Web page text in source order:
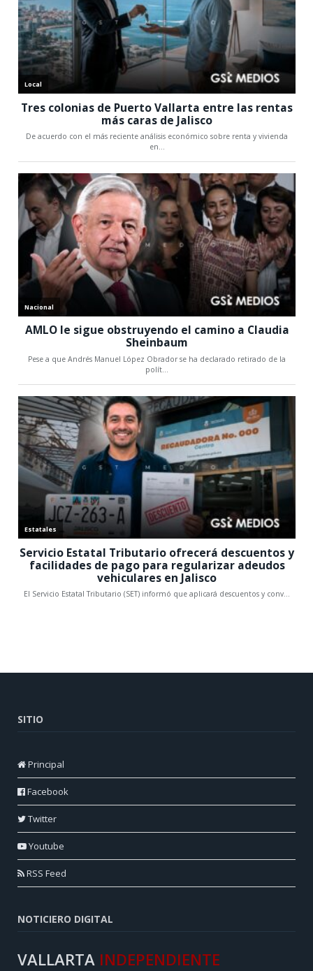
SITIO
Principal
Facebook
Twitter
Youtube
RSS Feed
NOTICIERO DIGITAL
VALLARTA INDEPENDIENTE